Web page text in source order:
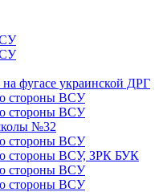
фугасе украинской ДРГ
стороны ВСУ
стороны ВСУ
№32
стороны ВСУ
стороны ВСУ, ЗРК БУК
стороны ВСУ
стороны ВСУ